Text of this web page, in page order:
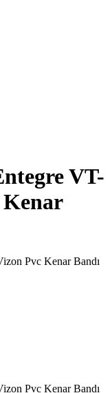
VT-
Kenar
Pvc Kenar Bandı
Pvc Kenar Bandı